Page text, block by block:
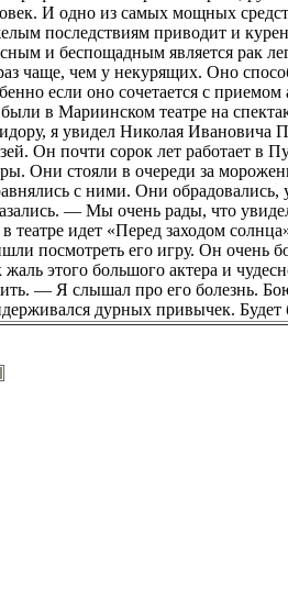
И одно из самых мощных
последствиям приводит и
и беспощадным является рак
чаще, чем у некурящих. Оно
если оно сочетается с
в Мариинском театре на
я увидел Николая Ивановича
Он почти сорок лет работает в
Они стояли в очереди за
с ними. Они
— Мы очень рады, что
в театре идет «Перед заходом
посмотреть его игру. Он очень
жаль этого большого актера и
— Я слышал про его болезнь.
дурных привычек. Будет